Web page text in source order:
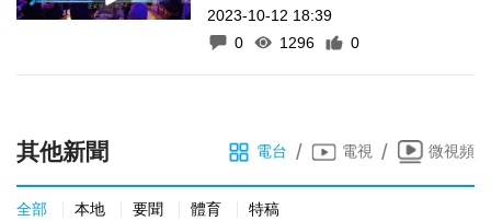
2023-10-12 18:39
0
1296 0
其他新聞 電台 / 電視 / 微視頻
全部 本地 要聞 體育 特稿